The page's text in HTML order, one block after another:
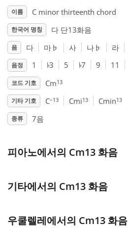
Español
Français
이름 C minor thirteenth chord
한국어 명칭 다 단13화음
음 다 마 ♭ 사 나 ♭ 라
음정 1 ♭3 5 ♭7 9 11
코드 기호 Cm13
기타 기호 C–13 Cmi13 Cmin13
종류 7음
피아노에서의 Cm13 화음
기타에서의 Cm13 화음
우쿨렐레에서의 Cm13 화음